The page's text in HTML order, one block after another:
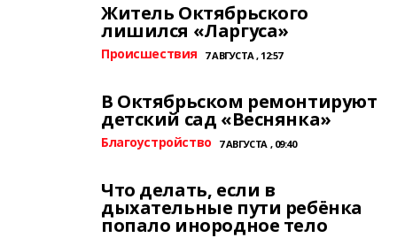
Житель Октябрьского
лишился «Ларгуса»
Происшествия 7 АВГУСТА , 12:57
В Октябрьском ремонтируют
детский сад «Веснянка»
Благоустройство 7 АВГУСТА , 09:40
Что делать, если в
дыхательные пути ребёнка
попало инородное тело